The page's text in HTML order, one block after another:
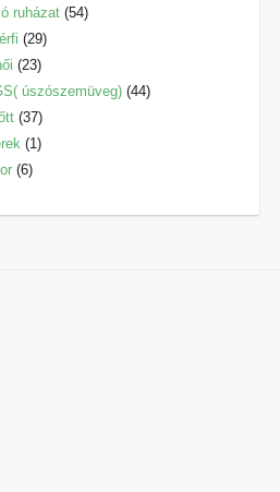
termék
ruházat 5454
2929
2323
termék
úszószemüveg) 4444
3737
termék
11
66